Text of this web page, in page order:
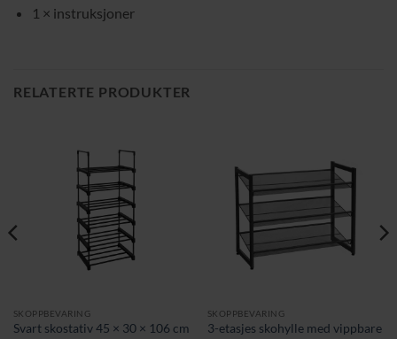
1 × instruksjoner
RELATERTE PRODUKTER
SKOPPBEVARING
Svart skostativ 45 × 30 × 106 cm
SKOPPBEVARING
3-etasjes skohylle med vippbare